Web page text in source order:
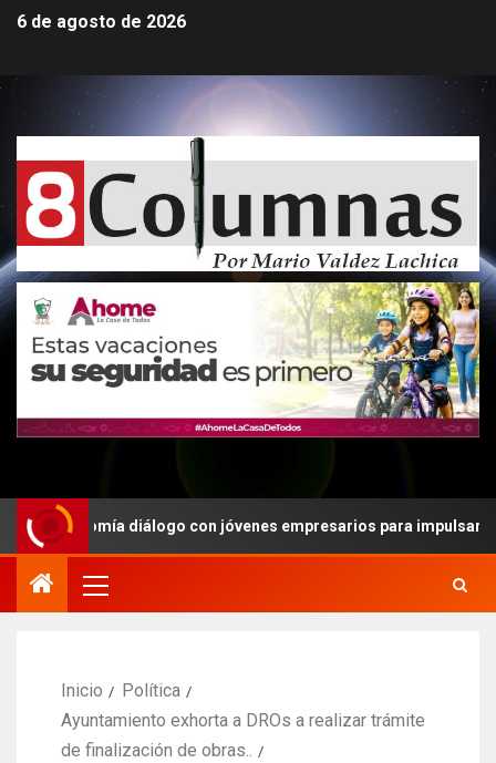
6 de agosto de 2026
Economía diálogo con jóvenes empresarios para impulsar
Inicio
Política
Ayuntamiento exhorta a DROs a realizar trámite
de finalización de obras..